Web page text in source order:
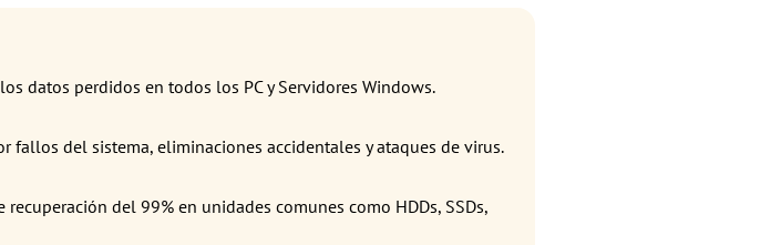
datos perdidos en todos los PC y Servidores Windows.
fallos del sistema, eliminaciones accidentales y ataques de virus.
del 99% en unidades comunes como HDDs, SSDs,